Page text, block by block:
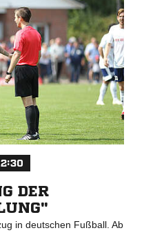
DER
in deutschen Fußball. Ab